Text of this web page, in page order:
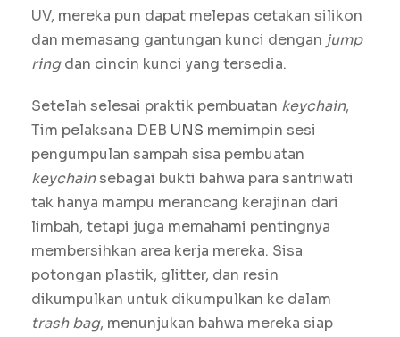
UV, mereka pun dapat melepas cetakan silikon
dan memasang gantungan kunci dengan jump
ringdan cincin kunci yang tersedia.
Setelah selesai praktik pembuatan keychain,
Tim pelaksana DEB UNS memimpin sesi
pengumpulan sampah sisa pembuatan
keychainsebagai bukti bahwa para santriwati
tak hanya mampu merancang kerajinan dari
limbah, tetapi juga memahami pentingnya
membersihkan area kerja mereka. Sisa
potongan plastik, glitter, dan resin
dikumpulkan untuk dikumpulkan ke dalam
trash bag, menunjukan bahwa mereka siap